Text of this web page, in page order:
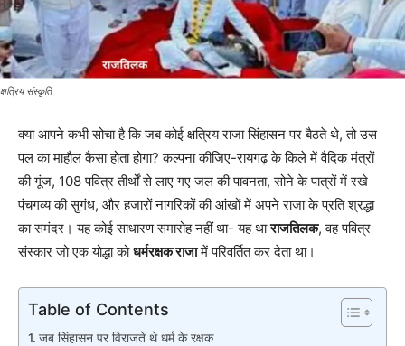
क्षत्रिय संस्कृति
क्या आपने कभी सोचा है कि जब कोई क्षत्रिय राजा सिंहासन पर बैठते थे, तो उस
पल का माहौल कैसा होता होगा? कल्पना कीजिए-रायगढ़ के किले में वैदिक मंत्रों
की गूंज, 108 पवित्र तीर्थों से लाए गए जल की पावनता, सोने के पात्रों में रखे
पंचगव्य की सुगंध, और हजारों नागरिकों की आंखों में अपने राजा के प्रति श्रद्धा
का समंदर। यह कोई साधारण समारोह नहीं था- यह थाराजतिलक, वह पवित्र
संस्कार जो एक योद्धा कोधर्मरक्षक राजामें परिवर्तित कर देता था।
Table of Contents
जब सिंहासन पर विराजते थे धर्म के रक्षक